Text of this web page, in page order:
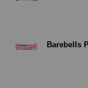
Barebells